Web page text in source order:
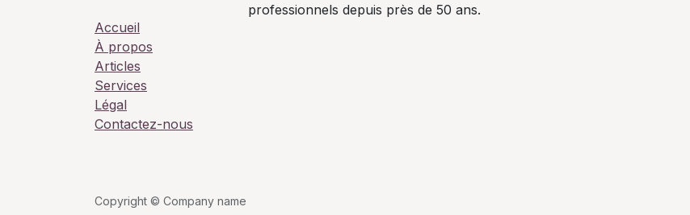
Accueil
À propos
Articles
Services
Légal
Contactez-nous
professionnels depuis près de 50 ans.
Copyright © Company name